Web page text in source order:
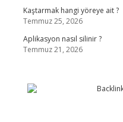
Kaştarmak hangi yöreye ait ?
Temmuz 25, 2026
Aplikasyon nasıl silinir ?
Temmuz 21, 2026